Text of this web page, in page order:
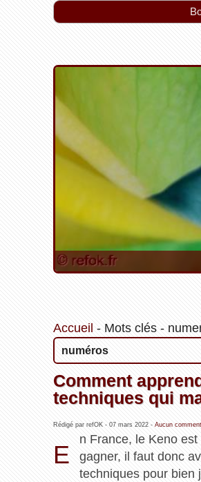
Accueil - Mots clés-
numéros
Comment
techniques qui
Rédigé par refOK - 07 mars 2022- Aucun
E
n France, le Keno
gagner, il faut donc
techniques pour bien